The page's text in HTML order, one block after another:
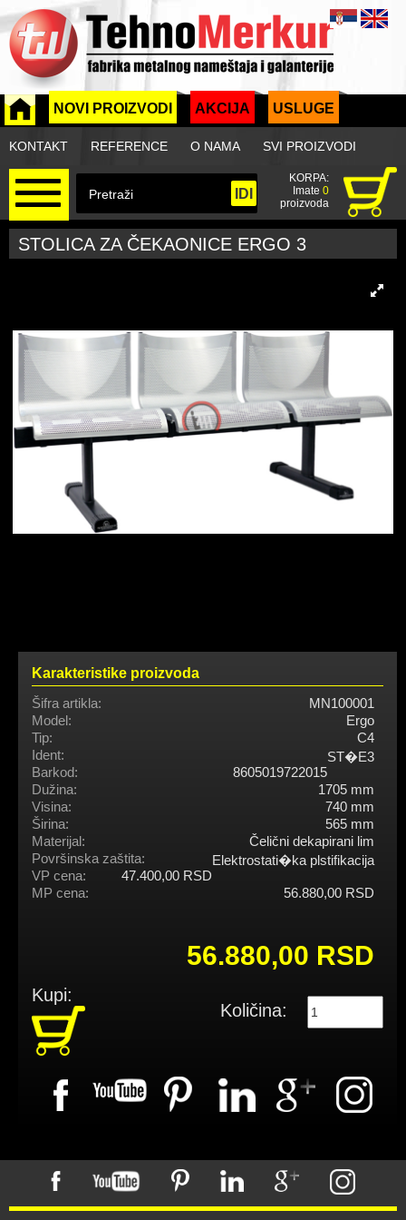
NOVI PROIZVODI AKCIJA USLUGE
KONTAKT REFERENCE O NAMA SVI PROIZVODI
KORPA:
Imate 0
proizvoda
STOLICA ZA ČEKAONICE ERGO 3
Karakteristike proizvoda
Šifra artikla:
MN100001
Model:
Ergo
Tip:
C4
Ident:
ST�E3
Barkod:
8605019722015
Dužina:
1705 mm
Visina:
740 mm
Širina:
565 mm
Materijal:
Čelični dekapirani lim
Površinska zaštita:
Elektrostati�ka plstifikacija
VP cena:
47.400,00 RSD
MP cena:
56.880,00 RSD
56.880,00 RSD
Kupi:
Količina: